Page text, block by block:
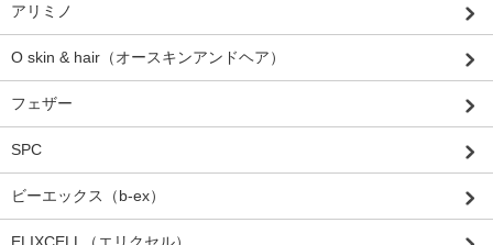
アリミノ
O skin & hair（オースキンアンドヘア）
フェザー
SPC
ビーエックス（b-ex）